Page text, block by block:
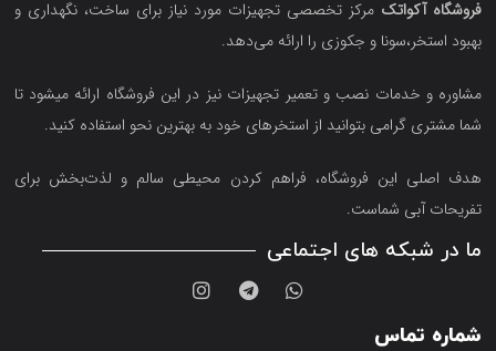
فروشگاه آکواتک مرکز تخصصی تجهیزات مورد نیاز برای ساخت، نگهداری و
بهبود استخر،سونا و جکوزی را ارائه می‌دهد.
مشاوره و خدمات نصب و تعمیر تجهیزات نیز در این فروشگاه ارائه میشود تا
شما مشتری گرامی بتوانید از استخرهای خود به بهترین نحو استفاده کنید.
هدف اصلی این فروشگاه‌، فراهم کردن محیطی سالم و لذت‌بخش برای
تفریحات آبی شماست.
ما در شبکه های اجتماعی
شماره تماس